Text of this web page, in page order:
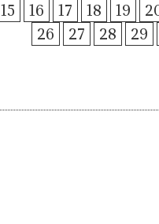
15 16 17 18 19
26
27 28 29